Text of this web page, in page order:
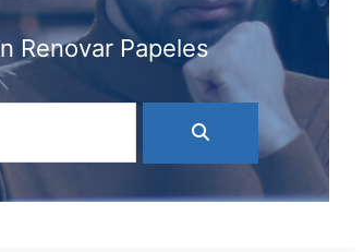
Renovar Papeles